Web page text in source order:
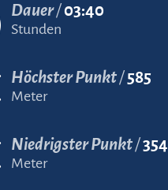
Dauer 03:40
Stunden
Höchster Punkt 585
Meter
Niedrigster Punkt 354
Meter